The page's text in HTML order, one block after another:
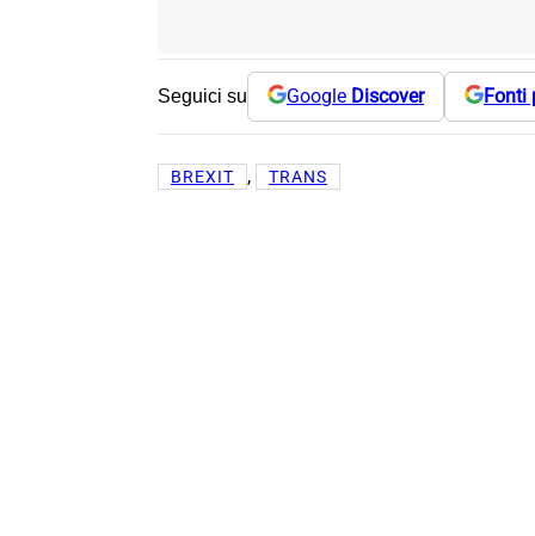
Seguici su Google Discover Fonti
BREXIT , TRANS